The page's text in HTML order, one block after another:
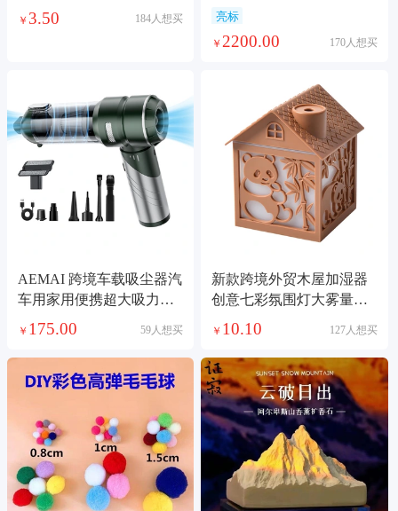
烛光晚餐
￥ 3.50 184人想买 亮标
￥2200.00 170人想买
AEMAI 跨境车载吸尘器汽
车用家用便携超大吸力手
持小型吸尘器
￥ 175.00 59人想买
新款跨境外贸木屋加湿器
创意七彩氛围灯大雾量喷
雾加用桌面增湿机加湿器
￥ 10.10 127人想买